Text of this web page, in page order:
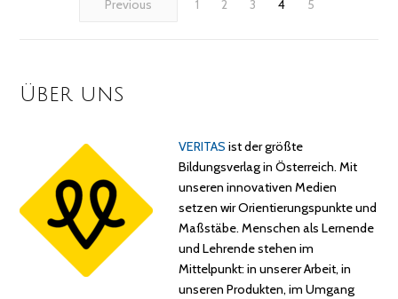
Previous 1 2 3 4 5
Über uns
VERITAS ist der größte
Bildungsverlag in Österreich. Mit
unseren innovativen Medien
setzen wir Orientierungspunkte und
Maßstäbe. Menschen als Lernende
und Lehrende stehen im
Mittelpunkt: in unserer Arbeit, in
unseren Produkten, im Umgang